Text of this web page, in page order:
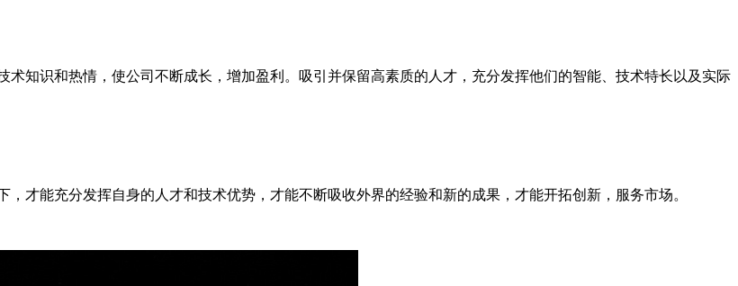
知识和热情，使公司不断成长，增加盈利。吸引并保留高素质的人才，充分发挥他们的智能、技术特长以及实际
才能充分发挥自身的人才和技术优势，才能不断吸收外界的经验和新的成果，才能开拓创新，服务市场。